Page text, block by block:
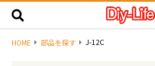
HOME 部品を探す J-12C